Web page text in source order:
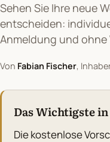
Sehen Sie Ihre neue
entscheiden:
Anmeldung und
Von Fabian Fischer,
Das Wichtigste
Die kostenlose